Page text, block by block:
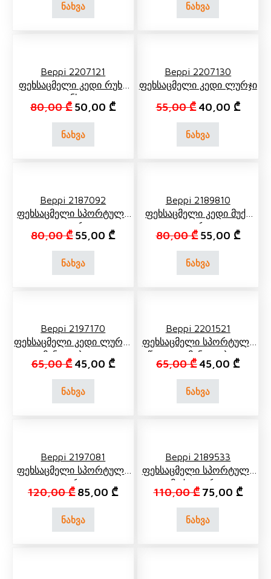
ნახვა ნახვა
Beppi 2207121
Ფეხსაცმელი Კედი Რუხი
Ჯინსი
80,00₾ Original price was: 80,00 ₾.
50,00 ₾Current price is: 50,00 ₾.
ნახვა
Beppi 2207130
Ფეხსაცმელი Კედი Ლურჯი
55,00₾ Original price
40,00 ₾
ნახვა
Beppi 2187092
Ფეხსაცმელი Სპორტული
Თეთრი
80,00₾ Original price was: 80,00 ₾.
55,00 ₾Current price is: 55,00 ₾.
ნახვა
Beppi 2189810
Ფეხსაცმელი Კედი Მუქი
Ლურჯი
80,00₾ Original price
55,00 ₾
ნახვა
Beppi 2197170
Ფეხსაცმელი Კედი Ლურჯი
Მანათობელი
65,00₾ Original price was: 65,00 ₾.
45,00 ₾Current price is: 45,00 ₾.
ნახვა
Beppi 2201521
Ფეხსაცმელი Სპორტული
Წითელი Მანათობელი
65,00₾ Original price
45,00 ₾
ნახვა
Beppi 2197081
Ფეხსაცმელი Სპორტული
Ლურჯი
120,00₾ Original price was: 120,00 ₾.
85,00 ₾Current price is: 85,00 ₾.
ნახვა
Beppi 2189533
Ფეხსაცმელი Სპორტული
Მუქი Ლურჯი
110,00₾ Original price
75,00 ₾
ნახვა